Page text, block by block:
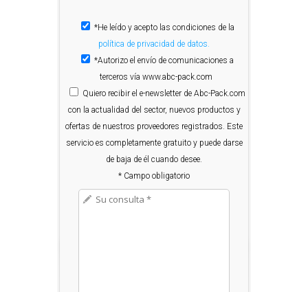
*He leído y acepto las condiciones de la
política de privacidad de datos.
*Autorizo el envío de comunicaciones a
terceros vía www.abc-pack.com
Quiero recibir el e-newsletter de Abc-Pack.com
con la actualidad del sector, nuevos productos y
ofertas de nuestros proveedores registrados. Este
servicio es completamente gratuito y puede darse
de baja de él cuando desee.
* Campo obligatorio